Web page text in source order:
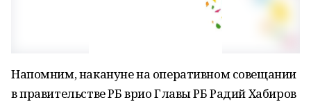
Напомним, накануне на оперативном совещании
в правительстве РБ врио Главы РБ Радий Хабиров